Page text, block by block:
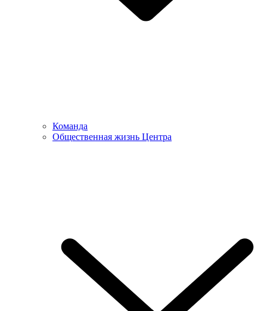
Команда
Общественная жизнь Центра